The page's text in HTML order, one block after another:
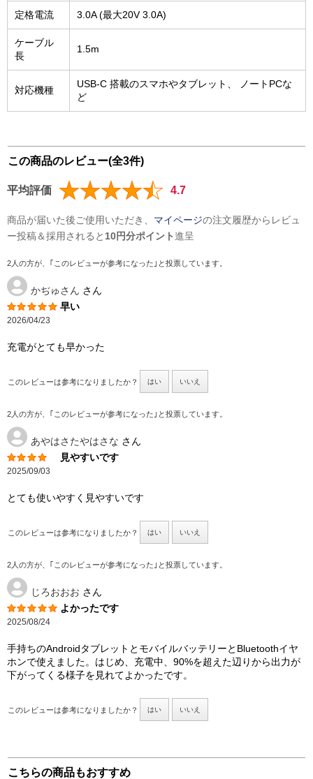
定格電流 3.0A (最大20V 3.0A)
ケーブル
長
1.5m
対応機種
USB-C 搭載のスマホやタブレット、 ノートPCな
ど
この商品のレビュー(全3件)
平均評価 4.7
商品が届いた後ご使用いただき、 マイページの注文履歴からレビュ
ー投稿＆採用されると 10円分ポイント進呈
2人の方が、｢このレビューが参考になった｣と投票しています。
かぢゅさん さん
早い
2026/04/23
充電がとても早かった
このレビューは参考になりましたか？ はい いいえ
2人の方が、｢このレビューが参考になった｣と投票しています。
あやはさたやはさな さん
見やすいです
2025/09/03
とても使いやすく見やすいです
このレビューは参考になりましたか？ はい いいえ
2人の方が、｢このレビューが参考になった｣と投票しています。
じろおおお さん
よかったです
2025/08/24
手持ちのAndroidタブレットとモバイルバッテリーとBluetoothイヤ
ホンで使えました。はじめ、充電中、90%を超えた辺りから出力が
下がってくる様子を見れてよかったです。
このレビューは参考になりましたか？ はい いいえ
こちらの商品もおすすめ